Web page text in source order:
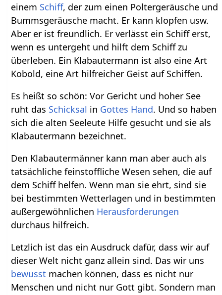
einem Schiff, der zum einen Poltergeräusche und
Bummsgeräusche macht. Er kann klopfen usw.
Aber er ist freundlich. Er verlässt ein Schiff erst,
wenn es untergeht und hilft dem Schiff zu
überleben. Ein Klabautermann ist also eine Art
Kobold, eine Art hilfreicher Geist auf Schiffen.
Es heißt so schön: Vor Gericht und hoher See
ruht das Schicksal in Gottes Hand. Und so haben
sich die alten Seeleute Hilfe gesucht und sie als
Klabautermann bezeichnet.
Den Klabautermänner kann man aber auch als
tatsächliche feinstoffliche Wesen sehen, die auf
dem Schiff helfen. Wenn man sie ehrt, sind sie
bei bestimmten Wetterlagen und in bestimmten
außergewöhnlichen Herausforderungen
durchaus hilfreich.
Letzlich ist das ein Ausdruck dafür, dass wir auf
dieser Welt nicht ganz allein sind. Das wir uns
bewusst machen können, dass es nicht nur
Menschen und nicht nur Gott gibt. Sondern man